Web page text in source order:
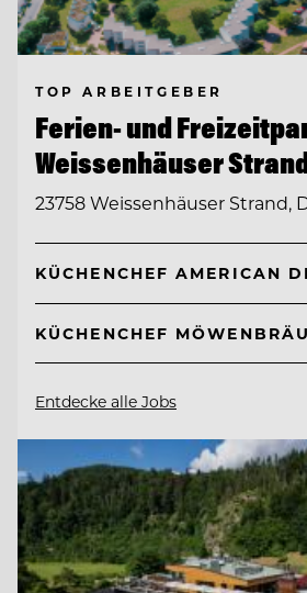
TOP ARBEITGEBER
Ferien- und
Weissenhäuser
23758 Weissenhäuser Strand,
KÜCHENCHEF AMERICAN
KÜCHENCHEF
Entdecke alle Jobs